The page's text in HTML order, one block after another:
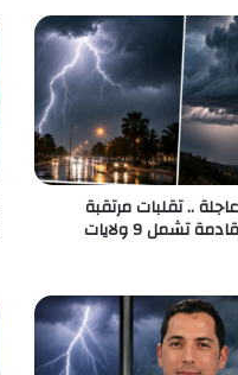
.. تقلبات مرتقبة
تشمل 9 ولايات